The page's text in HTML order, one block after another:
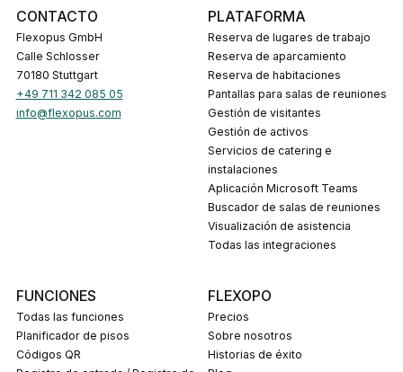
CONTACTO
Flexopus GmbH
Calle Schlosser
70180 Stuttgart
+49 711 342 085 05
info@flexopus.com
PLATAFORMA
Reserva de lugares de trabajo
Reserva de aparcamiento
Reserva de habitaciones
Pantallas para salas de reuniones
Gestión de visitantes
Gestión de activos
Servicios de catering e
instalaciones
Aplicación Microsoft Teams
Buscador de salas de reuniones
Visualización de asistencia
Todas las integraciones
FUNCIONES
Todas las funciones
Planificador de pisos
Códigos QR
FLEXOPO
Precios
Sobre nosotros
Historias de éxito